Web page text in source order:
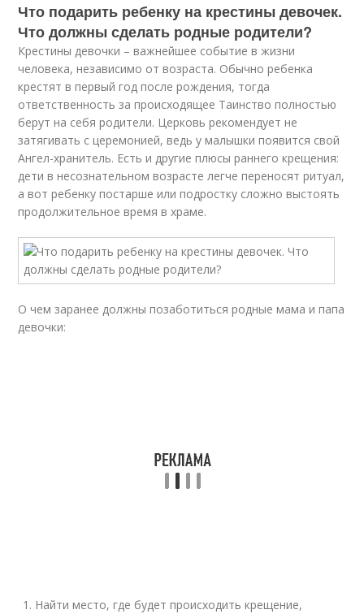
Что подарить ребенку на крестины девочек.
Что должны сделать родные родители?
Крестины девочки – важнейшее событие в жизни
человека, независимо от возраста. Обычно ребенка
крестят в первый год после рождения, тогда
ответственность за происходящее Таинство полностью
берут на себя родители. Церковь рекомендует не
затягивать с церемонией, ведь у малышки появится свой
Ангел-хранитель. Есть и другие плюсы раннего крещения:
дети в несознательном возрасте легче переносят ритуал,
а вот ребенку постарше или подростку сложно выстоять
продолжительное время в храме.
О чем заранее должны позаботиться родные мама и папа
девочки:
Найти место, где будет происходить крещение,